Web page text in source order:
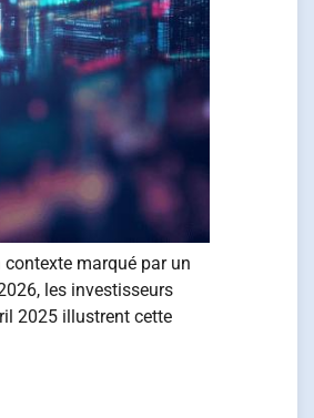
marqué par un
les investisseurs
2025 illustrent cette